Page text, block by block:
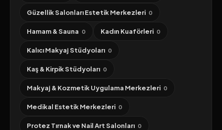
Güzellik Salonları Estetik Merkezleri 0
Hamam & Sauna 0 Kadın Kuaförleri 0
Kalıcı Makyaj Stüdyoları 0
Kaş & Kirpik Stüdyoları 0
Makyaj & Kozmetik Uygulama Merkezleri 0
Medikal Estetik Merkezleri 0
Protez Tırnak ve Nail Art Salonları 0